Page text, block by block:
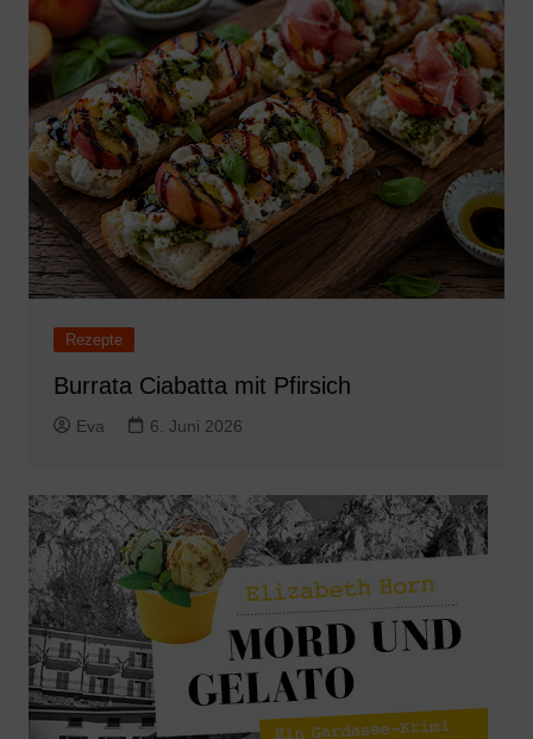
Rezepte
Burrata Ciabatta mit Pfirsich
Eva 6. Juni 2026